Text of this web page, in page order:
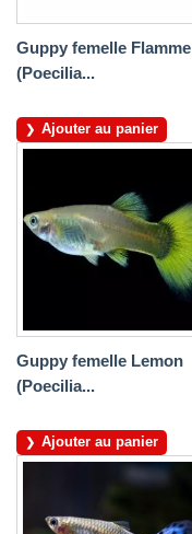
Guppy femelle Flamme
(Poecilia...
Ajouter au panier
Guppy femelle Lemon
(Poecilia...
Ajouter au panier